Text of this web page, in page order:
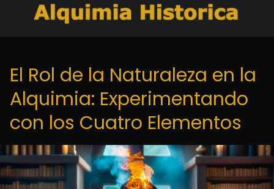
El Rol de la Naturaleza en la
Alquimia: Experimentando
con los Cuatro Elementos